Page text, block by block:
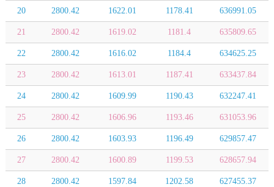
20 2800.42 1622.01 1178.41 636991.05
21 2800.42 1619.02 1181.4 635809.65
22 2800.42 1616.02 1184.4 634625.25
23 2800.42 1613.01 1187.41 633437.84
24 2800.42 1609.99 1190.43 632247.41
25 2800.42 1606.96 1193.46 631053.96
26 2800.42 1603.93 1196.49 629857.47
27 2800.42 1600.89 1199.53 628657.94
28 2800.42 1597.84 1202.58 627455.37